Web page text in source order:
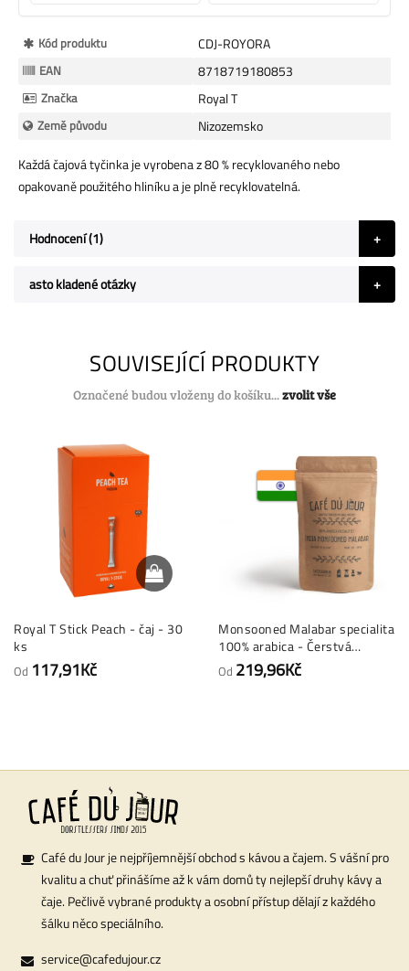
Více
informací
Kód produktu CDJ-ROYORA
EAN 8718719180853
Značka Royal T
Země původu
Nizozemsko
Každá čajová tyčinka je vyrobena z 80 % recyklovaného nebo
opakovaně použitého hliníku a je plně recyklovatelná.
Hodnocení 1
asto kladené otázky
SOUVISEJÍCÍ PRODUKTY
Označené budou vloženy do košíku...zvolit vše
Royal T Stick Peach - čaj - 30
ks
Od 117,91Kč
Monsooned Malabar specialita
100% arabica - Čerstvá
kávová zrna
Od 219,96Kč
Café du Jour je nejpříjemnější obchod s kávou a čajem. S vášní pro
kvalitu a chuť přinášíme až k vám domů ty nejlepší druhy kávy a
čaje. Pečlivě vybrané produkty a osobní přístup dělají z každého
šálku něco speciálního.
service@cafedujour.cz